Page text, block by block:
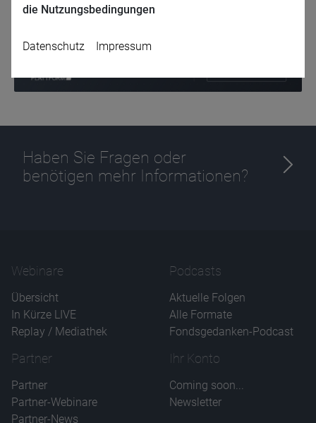
Haben Sie Fragen oder
benötigen mehr Informationen?
Webinare
Übersicht
In Kürze LIVE
Replay / Mediathek
Podcasts
Aktuelle Folgen
Alle Formate
Fondsgedanken-Podcast
Partner
Partner
Partner-Webinare
Partner-News
Ihr Konto
Coming soon...
Newsletter
die Nutzungsbedingungen
Datenschutz Impressum
Name
CPref